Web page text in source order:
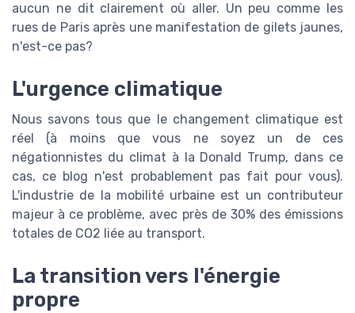
aucun ne dit clairement où aller. Un peu comme les
rues de Paris après une manifestation de gilets jaunes,
n'est-ce pas?
L'urgence climatique
Nous savons tous que le changement climatique est
réel (à moins que vous ne soyez un de ces
négationnistes du climat à la Donald Trump, dans ce
cas, ce blog n'est probablement pas fait pour vous).
L'industrie de la mobilité urbaine est un contributeur
majeur à ce problème, avec près de 30% des émissions
totales de CO2 liée au transport.
La transition vers l'énergie
propre